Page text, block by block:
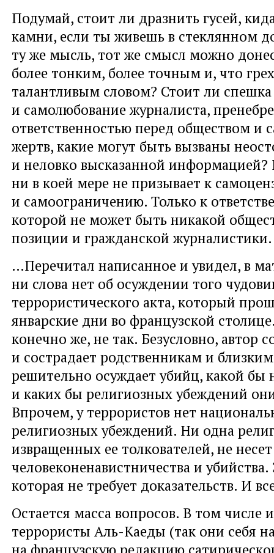
Подумай, стоит ли дразнить гусей,
камни, если ты живешь в стеклянном
ту же мысль, тот же смысл можно
более тонким, более точным и, что
талантливым словом? Стоит ли спешка
и самолюбование журналиста,
ответственностью перед обществом и
жертв, какие могут быть вызваны
и неловко высказанной информацией?
ни в коей мере не призывает к
и самоограничению. Только к
которой не может быть никакой
позиции и гражданской журналистики.
…Перечитал написанное и увидел, в
ни слова нет об осуждении того
террористического акта, который
январские дни во французской
конечно же, не так. Безусловно, автор
и сострадает родственникам и
решительно осуждает убийц, какой бы
и каких бы религиозных убеждений
Впрочем, у террористов нет
религиозных убеждений. Ни одна
извращенных ее толкователей, не несет
человеконенавистничества и
которая не требует доказательств. И
Остается масса вопросов. В том числе
террористы Аль-Каеды (так они себя
на французскую редакцию